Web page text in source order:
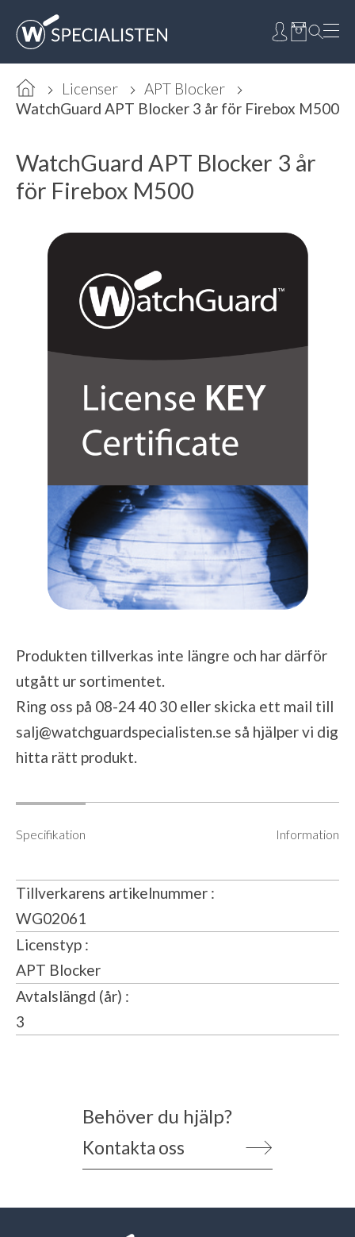
Licenser
APT Blocker
WatchGuard APT Blocker 3 år för Firebox M500
WatchGuard APT Blocker 3 år
för Firebox M500
Produkten tillverkas inte längre och har därför
utgått ur sortimentet.
Ring oss på 08-24 40 30 eller skicka ett mail till
salj@watchguardspecialisten.se så hjälper vi dig
hitta rätt produkt.
Specifikation Information
Tillverkarens artikelnummer
WG02061
Licenstyp
APT Blocker
Avtalslängd (år)
3
Behöver du hjälp?
Kontakta oss